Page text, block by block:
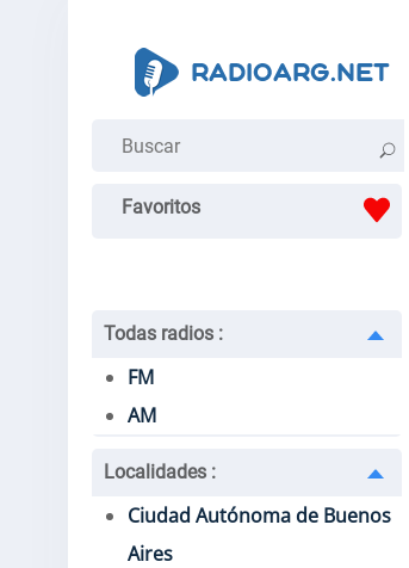
Favoritos
Todas radios :
FM
AM
Localidades :
Ciudad Autónoma de Buenos
Aires